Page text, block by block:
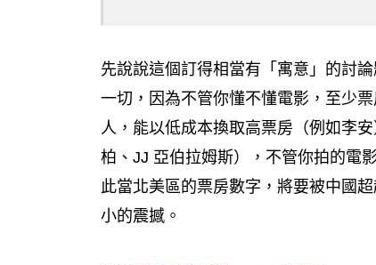
先說說這個訂得相當有「寓意」的討
一切，因為不管你懂不懂電影，至少
人，能以低成本換取高票房（例如李
柏、JJ 亞伯拉姆斯），不管你拍的電
此當北美區的票房數字，將要被中國
小的震撼。